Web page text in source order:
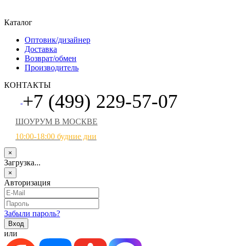
Каталог
Оптовик/дизайнер
Доставка
Возврат/обмен
Производитель
КОНТАКТЫ
+7 (499) 229-57-07
ШОУРУМ В МОСКВЕ
10:00-18:00 будние дни
×
Загрузка...
×
Авторизация
Забыли пароль?
или